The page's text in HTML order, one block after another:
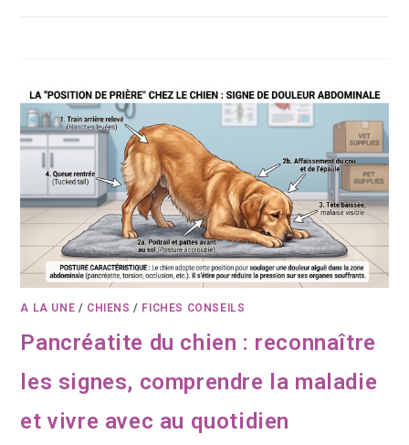
A LA UNE / CHIENS / FICHES CONSEILS
Pancréatite du chien : reconnaître
les signes, comprendre la maladie
et vivre avec au quotidien